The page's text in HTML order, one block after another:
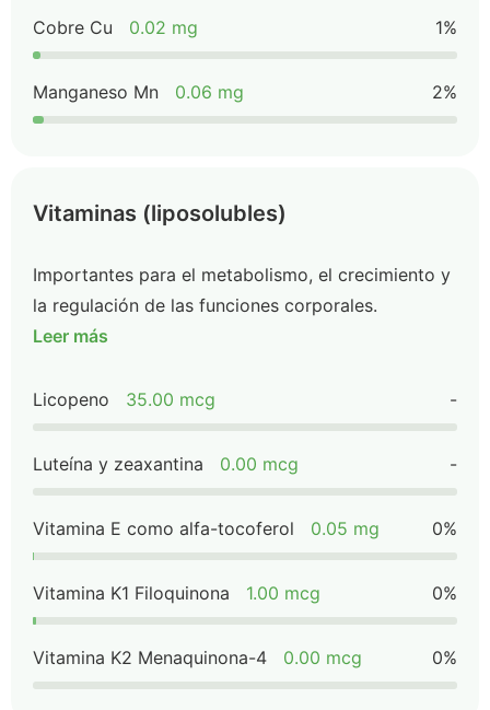
Cobre Cu 0.02 mg 1%
Manganeso Mn 0.06 mg 2%
Vitaminas (liposolubles)
Importantes para el metabolismo, el crecimiento y
la regulación de las funciones corporales.
Leer más
Licopeno 35.00 mcg -
Luteína y zeaxantina 0.00 mcg -
Vitamina E como alfa-tocoferol 0.05 mg 0%
Vitamina K1 Filoquinona 1.00 mcg 0%
Vitamina K2 Menaquinona-4 0.00 mcg 0%